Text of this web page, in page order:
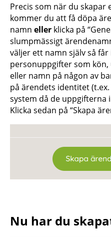
Precis som när du
kommer du att få döpa
namn eller klicka på
slumpmässigt
väljer ett namn själv så
personuppgifter som
eller namn på någon av
på ärendets identitet
system då de uppgifterna
Klicka sedan på “Skapa
Nu har du